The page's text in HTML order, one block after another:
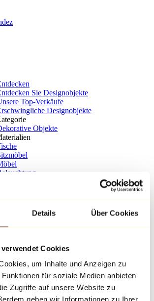
Details Über Cookies
Cookies
um Inhalte und Anzeigen zu
für soziale Medien anbieten
Zugriffe auf unsere Website zu
geben wir Informationen zu Ihrer
Sie Designobjekte
Top-Verkäufe
Designobjekte
Objekte
Richard Orlinski
Keith Haring
Koons
Jean-Michel Basquiat
Designer